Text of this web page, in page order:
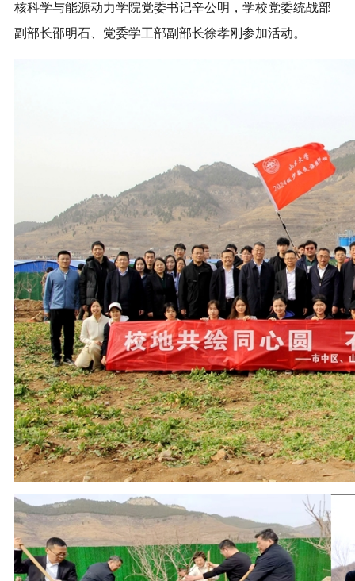
核科学与能源动力学院党委书记辛公明，学校党委统战部
副部长邵明石、党委学工部副部长徐孝刚参加活动。